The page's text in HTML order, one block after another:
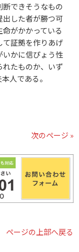
できそうなもの
した者が勝つ可
がかかっている
て証拠を作りあげ
かに信ぴょう性
たものか、いず
人である。
次のページ »
ページの上部へ戻る